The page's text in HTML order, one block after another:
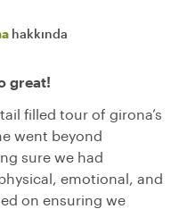
hakkında
great!
filled tour of girona’s
went beyond
sure we had
emotional, and
on ensuring we